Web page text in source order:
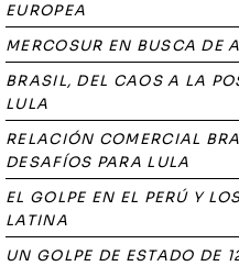
EUROPEA
MERCOSUR EN BUSCA DE
BRASIL, DEL CAOS A LA
LULA
RELACIÓN COMERCIAL
DESAFÍOS PARA LULA
EL GOLPE EN EL PERÚ Y
LATINA
UN GOLPE DE ESTADO DE